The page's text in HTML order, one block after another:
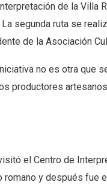
de la Villa
segunda ruta se
de la Asociación
no es otra que
productores
el Centro de
romano y después fue